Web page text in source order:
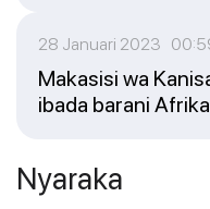
28 Januari 2023
Makasisi wa
ibada barani
Nyaraka